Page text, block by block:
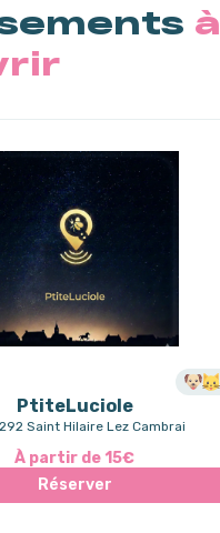
à
PtiteLuciole
Saint Hilaire Lez Cambrai
À partir de 15€
Réserver